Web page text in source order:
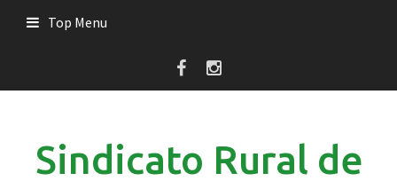
Top Menu
Sindicato Rural de